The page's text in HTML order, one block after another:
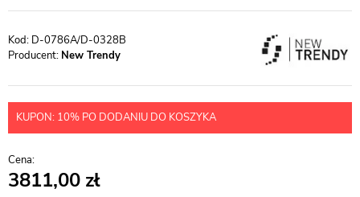
D-0786A/D-0328B
Producent: New Trendy
KUPON: 10% PO DODANIU DO KOSZYKA
3811,00